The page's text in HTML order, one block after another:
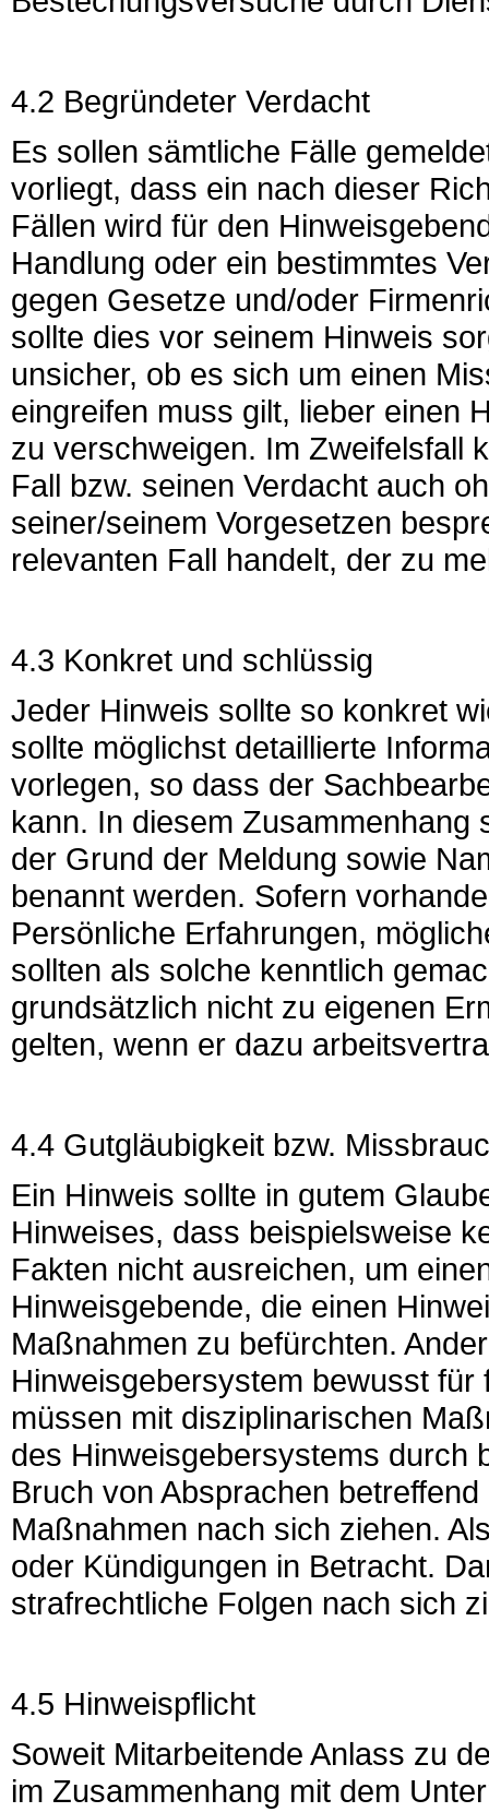
4.2 Begründeter Verdacht
Es sollen sämtliche Fälle
vorliegt, dass ein nach dieser
Fällen wird für den
Handlung oder ein bestimmtes
gegen Gesetze und/oder
sollte dies vor seinem Hinweis
unsicher, ob es sich um einen
eingreifen muss gilt, lieber einen
zu verschweigen. Im Zweifelsfall
Fall bzw. seinen Verdacht auch
seiner/seinem Vorgesetzen
relevanten Fall handelt, der zu
4.3 Konkret und schlüssig
Jeder Hinweis sollte so konkret
sollte möglichst detaillierte
vorlegen, so dass der
kann. In diesem Zusammenhang
der Grund der Meldung sowie
benannt werden. Sofern
Persönliche Erfahrungen,
sollten als solche kenntlich
grundsätzlich nicht zu eigenen
gelten, wenn er dazu
4.4 Gutgläubigkeit bzw.
Ein Hinweis sollte in gutem
Hinweises, dass beispielsweise
Fakten nicht ausreichen, um
Hinweisgebende, die einen
Maßnahmen zu befürchten.
Hinweisgebersystem bewusst
müssen mit disziplinarischen
des Hinweisgebersystems durch
Bruch von Absprachen
Maßnahmen nach sich ziehen.
oder Kündigungen in Betracht.
strafrechtliche Folgen nach sich
4.5 Hinweispflicht
Soweit Mitarbeitende Anlass zu
im Zusammenhang mit dem